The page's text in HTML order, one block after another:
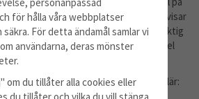
när varan levererades även om felet visar
fel som beror på normalt slitage, felaktig
eller att varan har beställts till fel
via vårt retur- och reklamationsformulär:
för hålla våra webbplatser
För detta ändamål samlar vi
användarna, deras mönster
om du tillåter alla cookies eller